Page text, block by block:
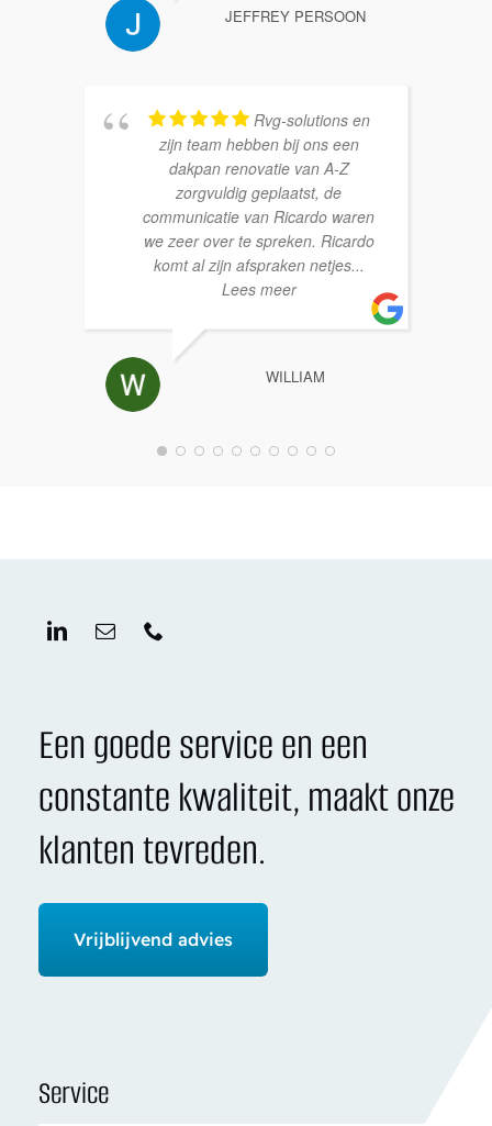
JEFFREY PERSOON
Rvg-solutions en
zijn team hebben bij ons een
dakpan renovatie van A-Z
zorgvuldig geplaatst, de
communicatie van Ricardo waren
we zeer over te spreken. Ricardo
komt al zijn afspraken netjes...
Lees meer
WILLIAM
Een goede service en een
constante kwaliteit, maakt onze
klanten tevreden.
Vrijblijvend advies
Service